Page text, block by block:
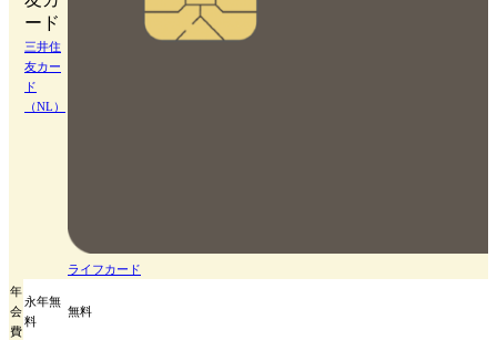
三井住
友カー
ド
（NL）
ライフカード
年
会
費
永年無
料
無料